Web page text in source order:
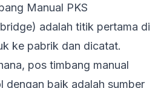
Manual PKS
adalah titik pertama di
ke pabrik dan dicatat.
pos timbang manual
dengan baik adalah sumber